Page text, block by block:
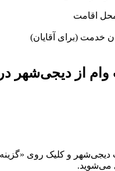
اقامت
خدمت (برای آقایان)
از دیجی‌شهر در ۵ گام
دیجی‌شهر و کلیک روی
می‌شوید.